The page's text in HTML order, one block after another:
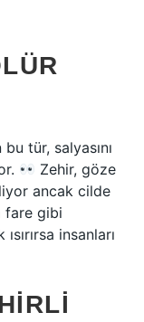
tür, salyasını
Zehir, göze
ancak cilde
fare gibi
insanları